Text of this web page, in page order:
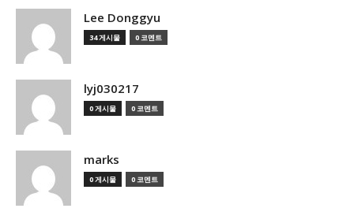
Lee Donggyu
34 게시물 0 코멘트
lyj030217
0 게시물 0 코멘트
marks
0 게시물 0 코멘트